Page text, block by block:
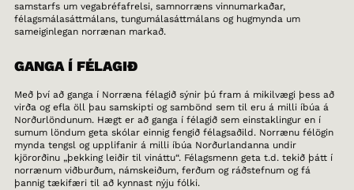
samstarfs um vegabréfafrelsi, samnorræns vinnumarkaðar,
félagsmálasáttmálans, tungumálasáttmálans og hugmynda um
sameiginlegan norrænan markað.
GANGA Í FÉLAGIÐ
Með því að ganga í Norræna félagið sýnir þú fram á mikilvægi þess að
virða og efla öll þau samskipti og sambönd sem til eru á milli íbúa á
Norðurlöndunum. Hægt er að ganga í félagið sem einstaklingur en í
sumum löndum geta skólar einnig fengið félagsaðild. Norrænu félögin
mynda tengsl og upplifanir á milli íbúa Norðurlandanna undir
kjörorðinu „þekking leiðir til vináttu“. Félagsmenn geta t.d. tekið þátt í
norrænum viðburðum, námskeiðum, ferðum og ráðstefnum og fá
þannig tækifæri til að kynnast nýju fólki.